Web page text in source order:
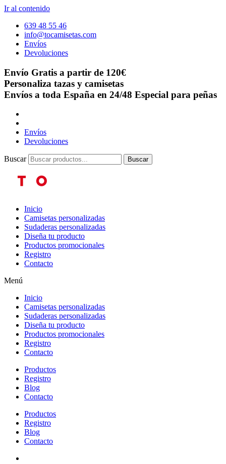
Ir al contenido
639 48 55 46
info@tocamisetas.com
Envíos
Devoluciones
Envío Gratis a partir de 120€
Personaliza tazas y camisetas
Envíos a toda España en 24/48 Especial para peñas
Envíos
Devoluciones
Buscar Buscar
Inicio
Camisetas personalizadas
Sudaderas personalizadas
Diseña tu producto
Productos promocionales
Registro
Contacto
Menú
Inicio
Camisetas personalizadas
Sudaderas personalizadas
Diseña tu producto
Productos promocionales
Registro
Contacto
Productos
Registro
Blog
Contacto
Productos
Registro
Blog
Contacto